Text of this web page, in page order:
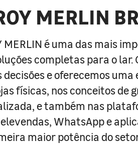
MERLIN BR
MERLIN é uma das mais
completas para o lar.
e oferecemos
físicas, nos conceitos de
e também nas
WhatsApp e
maior potência do